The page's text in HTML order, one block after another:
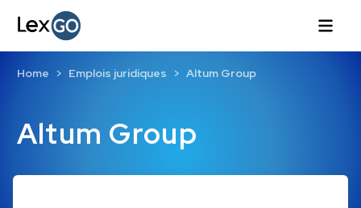
Altum Group
Home Emplois juridiques Altum Group